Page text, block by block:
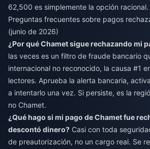
62,500 es simplemente la opción racional.
Preguntas frecuentes sobre pagos
(junio de 2026)
¿Por qué Chamet sigue rechazando mi
las veces es un filtro de fraude bancario
internacional no reconocido, la causa #1
lectores. Aprueba la alerta bancaria,
a intentarlo una vez. Si persiste, es la
no Chamet.
¿Qué hago si mi pago de Chamet fue
descontó dinero? Casi con toda
de preautorización, no un cargo real. Se